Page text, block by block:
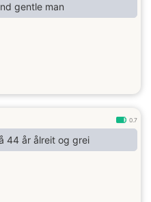
gentle man
0.7
44 år ålreit og grei